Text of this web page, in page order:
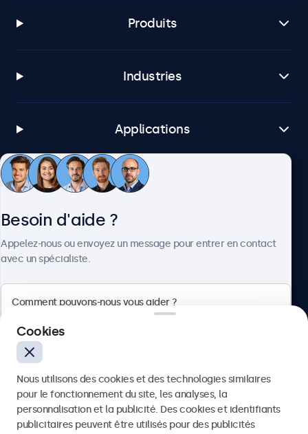
Produits
Industries
Applications
Service client
4.8/5 noté par 5000+ entreprises
Français
Besoin d'aide ?
Appelez-nous ou envoyez un message pour entrer en contact
avec un spécialiste.
Cookies
Nous utilisons des cookies et des technologies similaires
pour le fonctionnement du site, les analyses, la
personnalisation et la publicité. Des cookies et identifiants
publicitaires peuvent être utilisés pour des publicités